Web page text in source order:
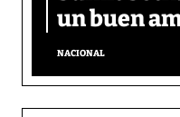
un buen
NACIONAL